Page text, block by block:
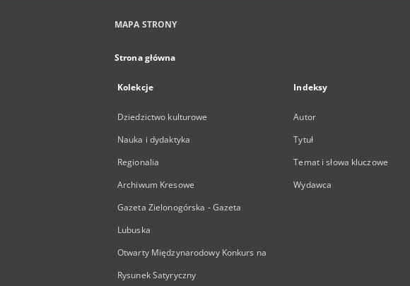
MAPA STRONY
Strona główna
Kolekcje
Dziedzictwo kulturowe
Nauka i dydaktyka
Regionalia
Archiwum Kresowe
Gazeta Zielonogórska - Gazeta
Lubuska
Otwarty Międzynarodowy Konkurs na
Rysunek Satyryczny
Indeksy
Autor
Tytuł
Temat i słowa kluczowe
Wydawca